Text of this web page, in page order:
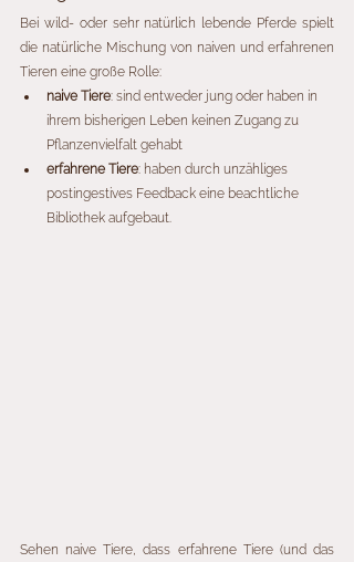
Bei wild- oder sehr natürlich lebende Pferde spielt
die natürliche Mischung von naiven und erfahrenen
Tieren eine große Rolle:
naive Tiere: sind entweder jung oder haben in
ihrem bisherigen Leben keinen Zugang zu
Pflanzenvielfalt gehabt
erfahrene Tiere: haben durch unzähliges
postingestives Feedback eine beachtliche
Bibliothek aufgebaut.
Sehen naive Tiere, dass erfahrene Tiere (und das